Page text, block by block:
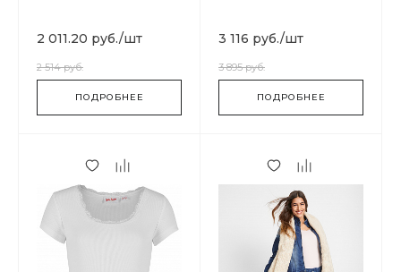
2 011.20 руб./шт
2 514 руб.
ПОДРОБНЕЕ
3 116 руб./шт
3 895 руб.
ПОДРОБНЕЕ